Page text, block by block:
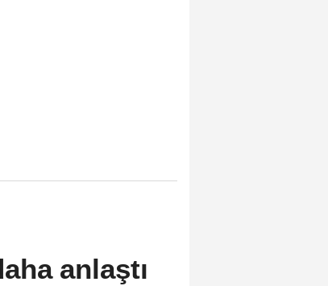
anlaştı